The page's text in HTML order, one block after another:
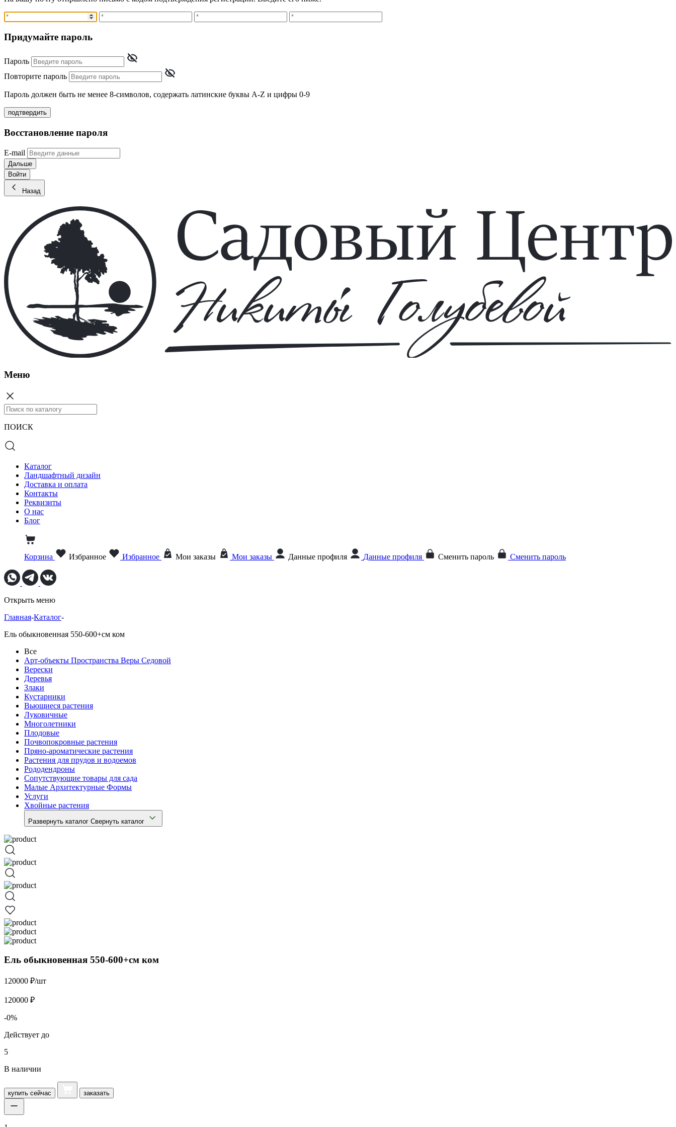
Придумайте пароль
Пароль
Повторите пароль
Пароль должен быть не менее 8-символов, содержать латинские буквы A-Z и цифры 0-9
подтвердить
Восстановление пароля
E-mail
Дальше
Войти
Назад
Меню
ПОИСК
Каталог
Ландшафтный дизайн
Доставка и оплата
Контакты
Реквизиты
О нас
Блог
Корзина Избранное Избранное Мои заказы Мои заказы Данные профиля Данные профиля Сменить пароль Сменить пароль
Открыть меню
Главная-Каталог-
Ель обыкновенная 550-600+см ком
Все
Арт-объекты Пространства Веры Седовой
Верески
Деревья
Злаки
Кустарники
Вьющиеся растения
Луковичные
Многолетники
Плодовые
Почвопокровные растения
Пряно-ароматические растения
Растения для прудов и водоемов
Рододендроны
Сопутствующие товары для сада
Малые Архитектурные Формы
Услуги
Хвойные растения
Развернуть каталог Свернуть каталог
Ель обыкновенная 550-600+см ком
120000 ₽/шт
120000 ₽
-0%
Действует до
5
В наличии
купить сейчас заказать